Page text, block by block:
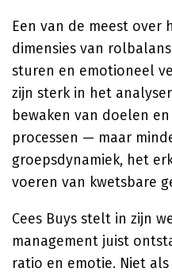
Een van de meest over
dimensies van
sturen en emotioneel
zijn sterk in het
bewaken van doelen
processen — maar
groepsdynamiek, het
voeren van kwetsbare
Cees Buys stelt in zijn
management juist
ratio en emotie. Niet